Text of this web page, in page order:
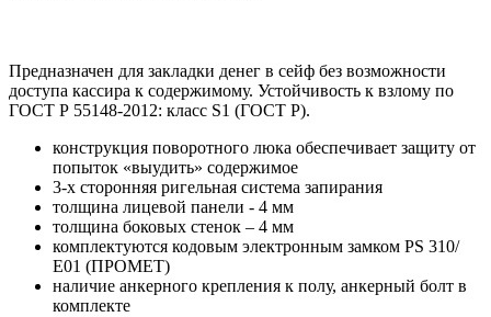
Предназначен для закладки денег в сейф без возможности
доступа кассира к содержимому. Устойчивость к взлому по
ГОСТ Р 55148-2012: класс S1 (ГОСТ Р).
конструкция поворотного люка обеспечивает защиту от
попыток «выудить» содержимое
3-х сторонняя ригельная система запирания
толщина лицевой панели - 4 мм
толщина боковых стенок – 4 мм
комплектуются кодовым электронным замком PS 310/
Е01 (ПРОМЕТ)
наличие анкерного крепления к полу, анкерный болт в
комплекте